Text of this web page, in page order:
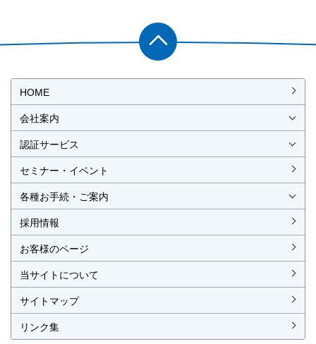
HOME
会社案内
認証サービス
ISO認証（マネジメントシステム）
ISO 9001 （品質）
ISO 14001（環境）
ISO 55001（アセット）
ISO 45001（労働安全衛生）
ISO 27001（情報セキュリティ）
MSAの審査認証
ISOとは？
JIS製品認証
JIS製品認証の手続き
認証リスト
セミナー・イベント
各種お手続・ご案内
採用情報
お客様のページ
当サイトについて
サイトマップ
リンク集